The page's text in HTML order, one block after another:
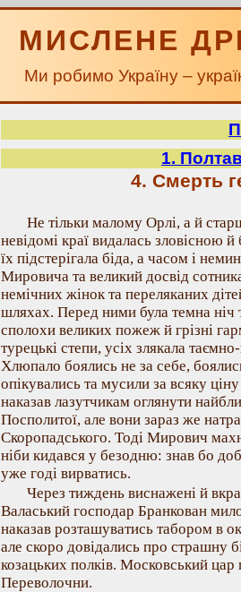
МИСЛЕНЕ
Ми робимо Україну –
1.
4. Смерть
Не тільки малому Орлі, а й
невідомі краї видалась зловісною
їх підстерігала біда, а часом і
Мировича та великий досвід
немічних жінок та переляканих
шляхах. Перед ними була темна ніч
сполохи великих пожеж й грізні
турецькі степи, усіх злякала
Хлюпало боялись не за себе,
опікувались та мусили за всяку
наказав лазутчикам оглянути
Посполитої, але вони зараз же
Скоропадського. Тоді Мирович
ніби кидався у безодню: знав бо
уже годі вирватись.
Через тиждень виснажені й
Валаський господар Бранкован
наказав розташуватись табором в
але скоро довідались про страшну
козацьких полків. Московський
Переволочни.